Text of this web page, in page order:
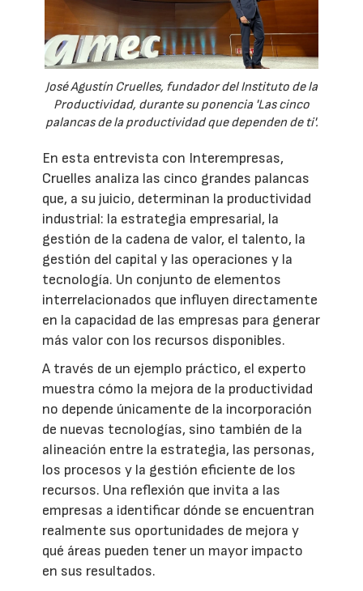
José Agustín Cruelles, fundador del Instituto de la
Productividad, durante su ponencia 'Las cinco
palancas de la productividad que dependen de ti'.
En esta entrevista con Interempresas,
Cruelles analiza las cinco grandes palancas
que, a su juicio, determinan la productividad
industrial: la estrategia empresarial, la
gestión de la cadena de valor, el talento, la
gestión del capital y las operaciones y la
tecnología. Un conjunto de elementos
interrelacionados que influyen directamente
en la capacidad de las empresas para generar
más valor con los recursos disponibles.
A través de un ejemplo práctico, el experto
muestra cómo la mejora de la productividad
no depende únicamente de la incorporación
de nuevas tecnologías, sino también de la
alineación entre la estrategia, las personas,
los procesos y la gestión eficiente de los
recursos. Una reflexión que invita a las
empresas a identificar dónde se encuentran
realmente sus oportunidades de mejora y
qué áreas pueden tener un mayor impacto
en sus resultados.